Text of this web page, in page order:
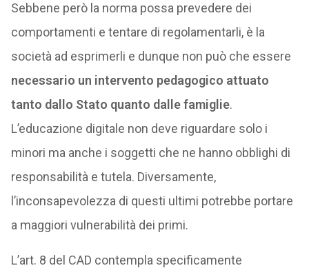
Sebbene però la norma possa prevedere dei
comportamenti e tentare di regolamentarli, è la
società ad esprimerli e dunque non può che essere
necessario un intervento pedagogico attuato
tanto dallo Stato quanto dalle famiglie.
L’educazione digitale non deve riguardare solo i
minori ma anche i soggetti che ne hanno obblighi di
responsabilità e tutela. Diversamente,
l’inconsapevolezza di questi ultimi potrebbe portare
a maggiori vulnerabilità dei primi.
L’art. 8 del CAD contempla specificamente